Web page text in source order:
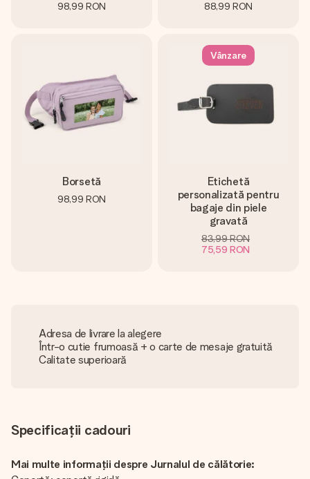
98,99 RON 88,99 RON
Borsetă
98,99 RON
Vânzare
Etichetă
personalizată pentru
bagaje din piele
gravată
83,99 RON
75,59 RON
Adresa de livrare la alegere
Într-o cutie frumoasă + o carte de mesaje gratuită
Calitate superioară
Specificații cadouri
Mai multe informații despre Jurnalul de călătorie: